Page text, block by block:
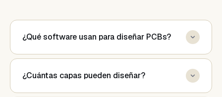
¿Qué software usan para diseñar PCBs?
Trabajamos principalmente con KiCad (open source)
¿Cuántas capas pueden diseñar?